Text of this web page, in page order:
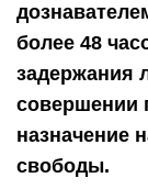
более 48
задержания
совершении
назначение
свободы.